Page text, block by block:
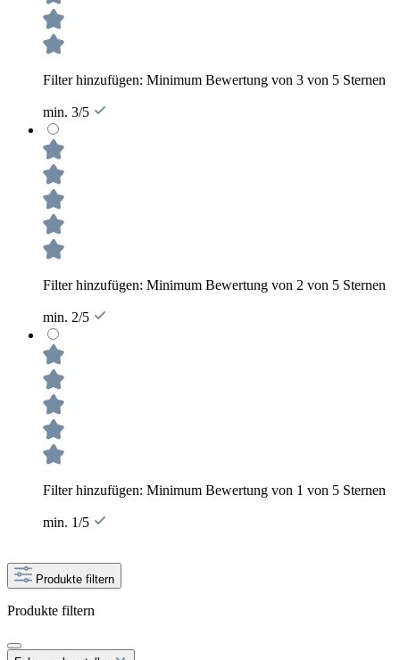
Filter hinzufügen: Minimum Bewertung von 3 von 5 Sternen
min. 3/5
Filter hinzufügen: Minimum Bewertung von 2 von 5 Sternen
min. 2/5
Filter hinzufügen: Minimum Bewertung von 1 von 5 Sternen
min. 1/5
Produkte filtern
Produkte filtern